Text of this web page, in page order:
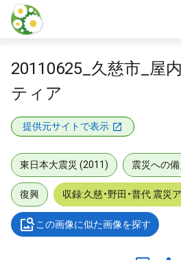
本文に飛ぶ
20110625_久慈市_屋
ティア
提供元サイトで表示
東日本大震災 (2011) 震災への備
復興 収録:久慈・野田・普代 震災
この画像に似た画像を探す